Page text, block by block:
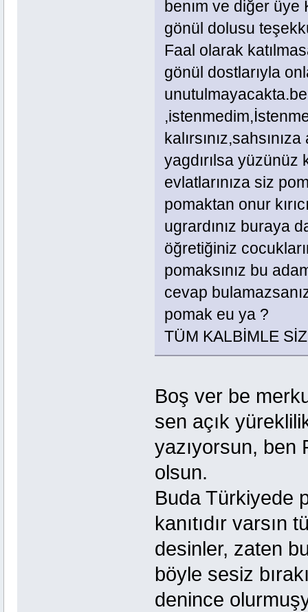
benım ve diğer
gönül dolusu
Faal olarak
gönül dostlarıyla
yagdırılsa yüzünüz
evlatlarınıza siz
pomaktan onur
ugrardınız buraya
öğretiğiniz
pomaksınız bu
cevap
pomak eu ya ?
TÜM KALBİMLE
Boş ver be
sen açık
yazıyorsun, ben
olsun.
Buda Türkiyede
kanıtıdır
desinler, zaten
böyle sesiz
denince